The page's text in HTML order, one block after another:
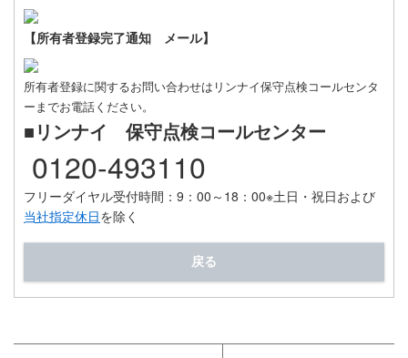
【所有者登録完了通知 メール】
所有者登録に関するお問い合わせはリンナイ保守点検コールセンタ
ーまでお電話ください。
■リンナイ 保守点検コールセンター
0120-493110
フリーダイヤル受付時間：9：00～18：00※土日・祝日および
当社指定休日を除く
戻る